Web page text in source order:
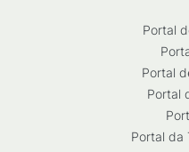
Portal
Portal
Portal
Portal da